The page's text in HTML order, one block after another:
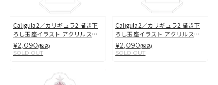
Caligula2／カリギュラ2 描き下
ろし玉座イラスト アクリルスタ
ンド 編木ささら
¥2,090(税込)
SOLD OUT
Caligula2／カリギュラ2 描き下
ろし玉座イラスト アクリルスタ
ンド 駒村二胡
¥2,090(税込)
SOLD OUT